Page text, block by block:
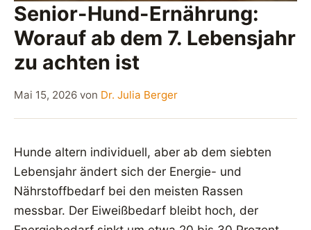
Senior-Hund-Ernährung:
Worauf ab dem 7. Lebensjahr
zu achten ist
Mai 15, 2026 von Dr. Julia Berger
Hunde altern individuell, aber ab dem siebten
Lebensjahr ändert sich der Energie- und
Nährstoffbedarf bei den meisten Rassen
messbar. Der Eiweißbedarf bleibt hoch, der